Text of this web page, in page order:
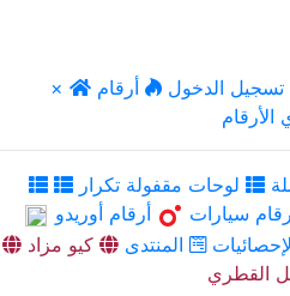
× تسجيل الدخول
أرقام
لوحات مقفولة تكرار
سيارات
أرقام أوريدو
المنتدى
كيو مزاد
القطري